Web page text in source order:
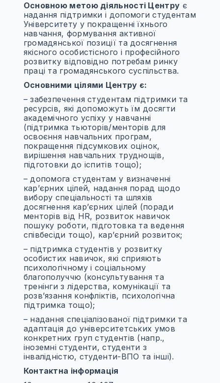
Основною метою діяльності Центру є
надання підтримки і допомоги студентам
Університету у покращенні їхнього
навчання, формування активної
громадянської позиції та досягнення
якісного особистісного і професійного
розвитку відповідно потребам ринку
праці та громадянського суспільства.
Основними цілями Центру є:
– забезпечення студентам підтримки та
ресурсів, які допоможуть їм досягти
академічного успіху у навчанні
(підтримка тьюторів/менторів для
освоєння навчальних програм,
покращення підсумкових оцінок,
вирішення навчальних труднощів,
підготовки до іспитів тощо);
– допомога студентам у визначенні
кар’єрних цілей, надання порад щодо
вибору спеціальності та шляхів
досягнення кар’єрних цілей (поради
менторів від HR, розвиток навичок
пошуку роботи, підготовка та ведення
співбесіди тощо), кар’єрний розвиток;
– підтримка студентів у розвитку
особистих навичок, які сприяють
психологічному і соціальному
благополуччю (консультування та
тренінги з лідерства, комунікації та
розв’язання конфліктів, психологічна
підтримка тощо);
– надання спеціалізованої підтримки та
адаптація до університетських умов
конкретних груп студентів (напр.,
іноземні студенти, студенти з
інвалідністю, студенти-ВПО та інші).
Контактна інформація